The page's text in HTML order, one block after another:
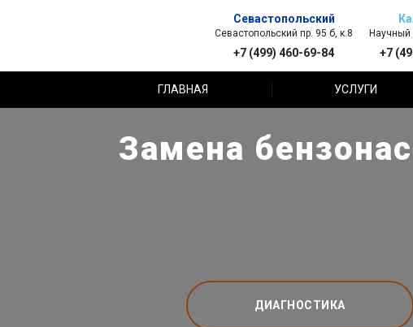
Севастопольский
Севастопольский пр. 95 б, к.8
+7 (499) 460-69-84
Научный
+7
ГЛАВНАЯ УСЛУГИ
Замена
ДИАГНОСТИКА